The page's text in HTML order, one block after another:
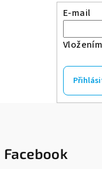
E-mail
Facebook